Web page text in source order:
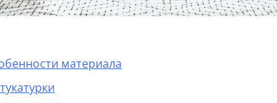
материала